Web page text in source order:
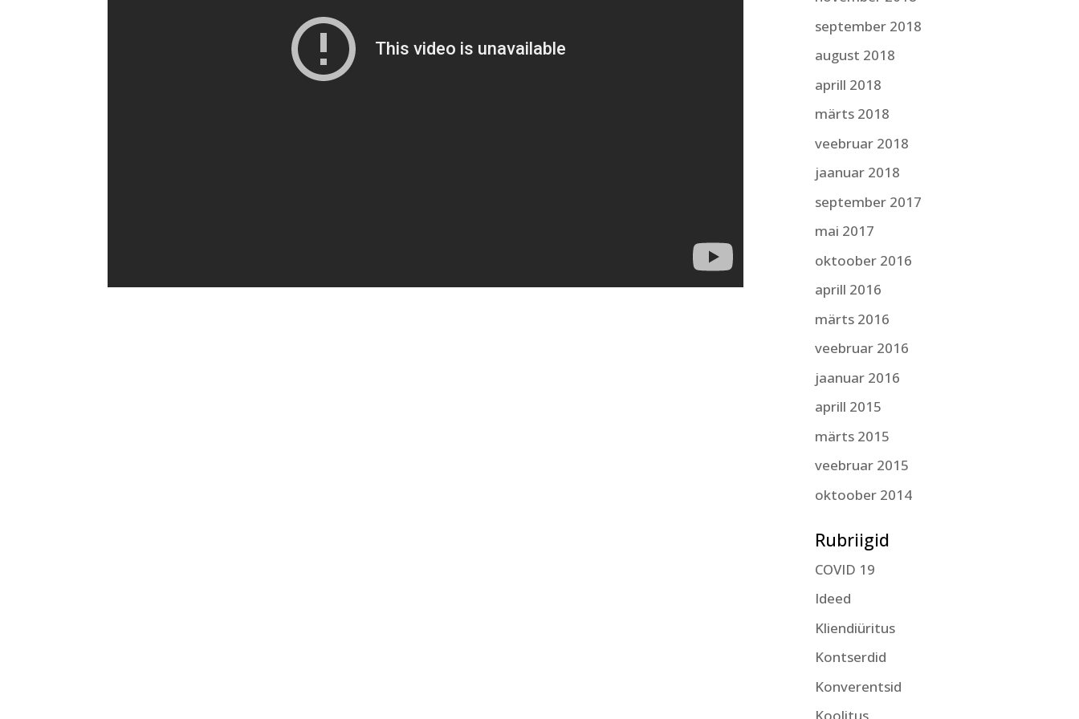
september 2018
august 2018
aprill 2018
märts 2018
veebruar 2018
jaanuar 2018
september 2017
mai 2017
oktoober 2016
aprill 2016
märts 2016
veebruar 2016
jaanuar 2016
aprill 2015
märts 2015
veebruar 2015
oktoober 2014
Rubriigid
COVID 19
Ideed
Kliendiüritus
Kontserdid
Konverentsid